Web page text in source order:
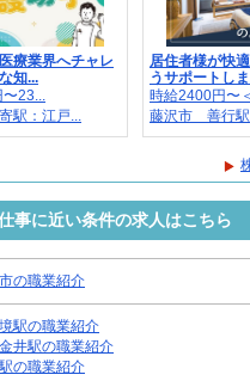
療業界へチャレ
知...
23...
駅：江戸...
居住者様が快
うサポートし
時給2400円〜
藤沢市 善行駅
事に近い条件の求人はこちら
の職業紹介
駅の職業紹介
井駅の職業紹介
の職業紹介